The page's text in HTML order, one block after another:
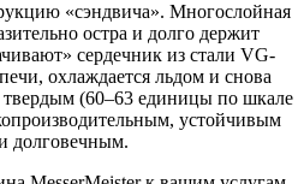
«сэндвича». Многослойная
остра и долго держит
сердечник из стали VG-
охлаждается льдом и снова
твердым (60–63 единицы по шкале
устойчивым
долговечным.